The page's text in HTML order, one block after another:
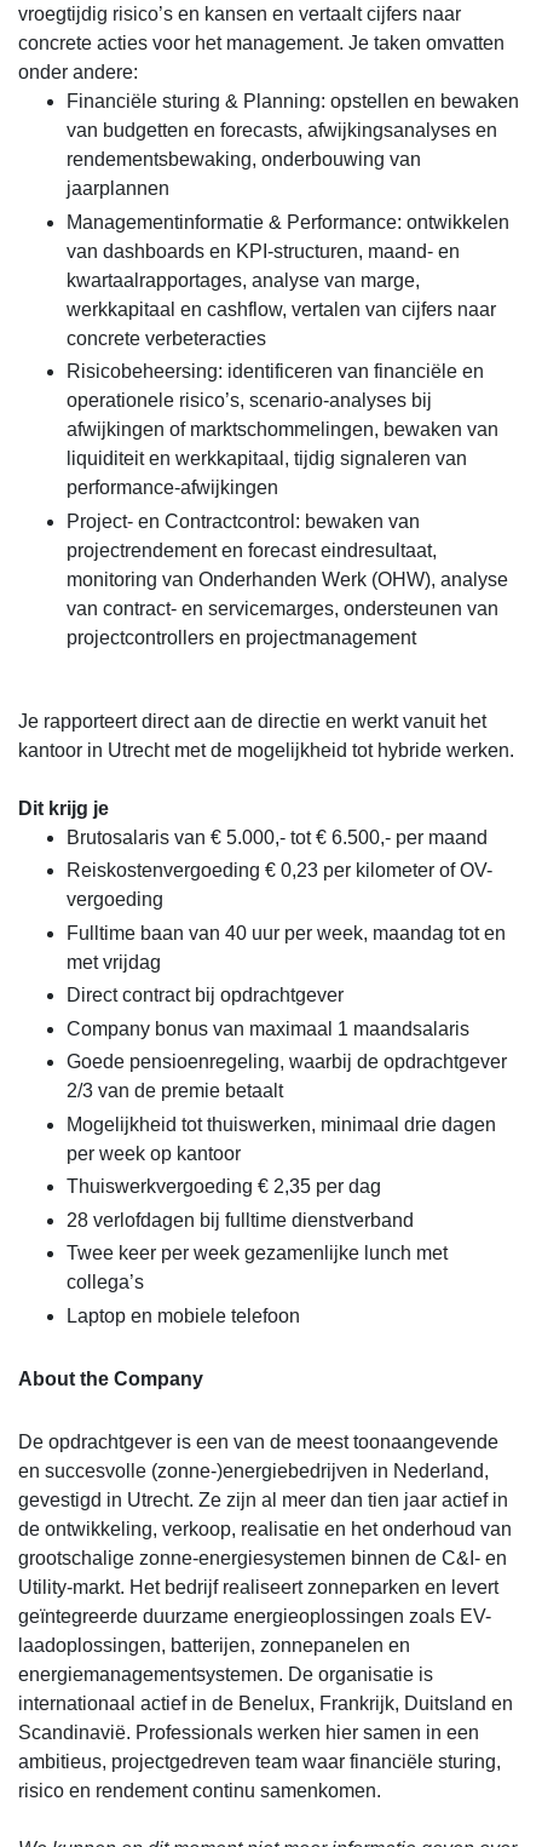
vroegtijdig risico’s en kansen en vertaalt cijfers naar
concrete acties voor het management. Je taken omvatten
onder andere:
Financiële sturing & Planning: opstellen en bewaken
van budgetten en forecasts, afwijkingsanalyses en
rendementsbewaking, onderbouwing van
jaarplannen
Managementinformatie & Performance: ontwikkelen
van dashboards en KPI-structuren, maand- en
kwartaalrapportages, analyse van marge,
werkkapitaal en cashflow, vertalen van cijfers naar
concrete verbeteracties
Risicobeheersing: identificeren van financiële en
operationele risico’s, scenario-analyses bij
afwijkingen of marktschommelingen, bewaken van
liquiditeit en werkkapitaal, tijdig signaleren van
performance-afwijkingen
Project- en Contractcontrol: bewaken van
projectrendement en forecast eindresultaat,
monitoring van Onderhanden Werk (OHW), analyse
van contract- en servicemarges, ondersteunen van
projectcontrollers en projectmanagement
Je rapporteert direct aan de directie en werkt vanuit het
kantoor in Utrecht met de mogelijkheid tot hybride werken.
Dit krijg je
Brutosalaris van € 5.000,- tot € 6.500,- per maand
Reiskostenvergoeding € 0,23 per kilometer of OV-
vergoeding
Fulltime baan van 40 uur per week, maandag tot en
met vrijdag
Direct contract bij opdrachtgever
Company bonus van maximaal 1 maandsalaris
Goede pensioenregeling, waarbij de opdrachtgever
2/3 van de premie betaalt
Mogelijkheid tot thuiswerken, minimaal drie dagen
per week op kantoor
Thuiswerkvergoeding € 2,35 per dag
28 verlofdagen bij fulltime dienstverband
Twee keer per week gezamenlijke lunch met
collega’s
Laptop en mobiele telefoon
About the Company
De opdrachtgever is een van de meest toonaangevende
en succesvolle (zonne-)energiebedrijven in Nederland,
gevestigd in Utrecht. Ze zijn al meer dan tien jaar actief in
de ontwikkeling, verkoop, realisatie en het onderhoud van
grootschalige zonne-energiesystemen binnen de C&I- en
Utility-markt. Het bedrijf realiseert zonneparken en levert
geïntegreerde duurzame energieoplossingen zoals EV-
laadoplossingen, batterijen, zonnepanelen en
energiemanagementsystemen. De organisatie is
internationaal actief in de Benelux, Frankrijk, Duitsland en
Scandinavië. Professionals werken hier samen in een
ambitieus, projectgedreven team waar financiële sturing,
risico en rendement continu samenkomen.